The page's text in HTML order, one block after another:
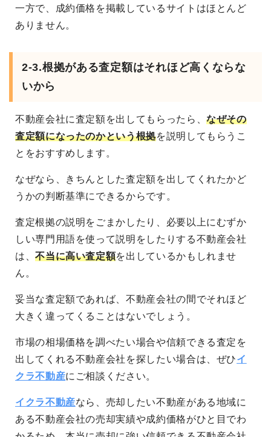
一方で、成約価格を掲載しているサイトはほとんど
ありません。
2-3.根拠がある査定額はそれほど高くならな
いから
不動産会社に査定額を出してもらったら、なぜその
査定額になったのかという根拠を説明してもらうこ
とをおすすめします。
なぜなら、きちんとした査定額を出してくれたかど
うかの判断基準にできるからです。
査定根拠の説明をごまかしたり、必要以上にむずか
しい専門用語を使って説明をしたりする不動産会社
は、不当に高い査定額を出しているかもしれませ
ん。
妥当な査定額であれば、不動産会社の間でそれほど
大きく違ってくることはないでしょう。
市場の相場価格を調べたい場合や信頼できる査定を
出してくれる不動産会社を探したい場合は、ぜひイ
クラ不動産にご相談ください。
イクラ不動産なら、売却したい不動産がある地域に
ある不動産会社の売却実績や成約価格がひと目でわ